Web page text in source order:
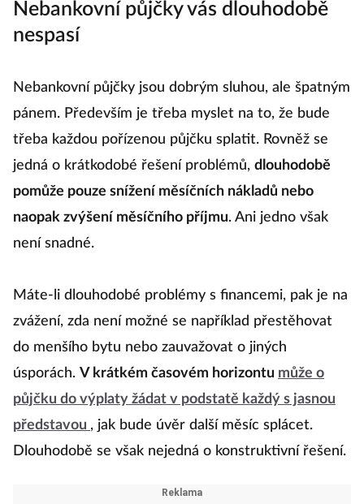
Nebankovní půjčky vás dlouhodobě
nespasí
Nebankovní půjčky jsou dobrým sluhou, ale špatným
pánem. Především je třeba myslet na to, že bude
třeba každou pořízenou půjčku splatit. Rovněž se
jedná o krátkodobé řešení problémů, dlouhodobě
pomůže pouze snížení měsíčních nákladů nebo
naopak zvýšení měsíčního příjmu. Ani jedno však
není snadné.
Máte-li dlouhodobé problémy s financemi, pak je na
zvážení, zda není možné se například přestěhovat
do menšího bytu nebo zauvažovat o jiných
úsporách. V krátkém časovém horizontu může o
půjčku do výplaty žádat v podstatě každý s jasnou
představou , jak bude úvěr další měsíc splácet.
Dlouhodobě se však nejedná o konstruktivní řešení.